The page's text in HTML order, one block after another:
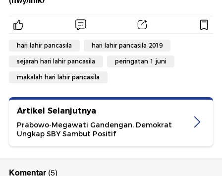
hari lahir pancasila hari lahir pancasila 2019
sejarah hari lahir pancasila peringatan 1 juni
makalah hari lahir pancasila
Artikel Selanjutnya
Prabowo-Megawati Gandengan, Demokrat
Ungkap SBY Sambut Positif